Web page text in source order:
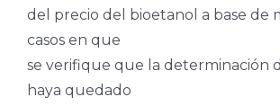
del precio del bioetanol a base de
casos en que
se verifique que la determinación
haya quedado